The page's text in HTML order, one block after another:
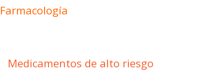
Farmacología
Medicamentos de alto riesgo